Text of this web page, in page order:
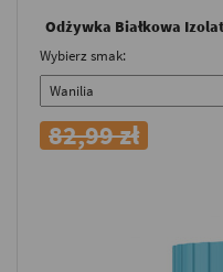
Odżywka Białkowa
Wybierz smak:
82,99 zł